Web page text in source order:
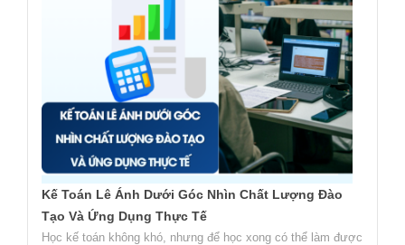
Kế Toán Lê Ánh Dưới Góc Nhìn Chất Lượng Đào
Tạo Và Ứng Dụng Thực Tế
Học kế toán không khó, nhưng để học xong có thể làm được